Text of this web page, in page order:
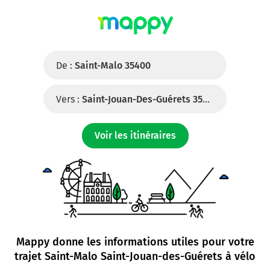
De : Saint-Malo 35400
Vers : Saint-Jouan-Des-Guérets 35430
Voir les itinéraires
Mappy donne les informations utiles pour votre
trajet Saint-Malo Saint-Jouan-des-Guérets à vélo